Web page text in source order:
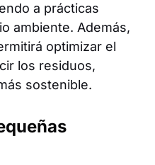
a prácticas
ambiente. Además,
optimizar el
los residuos,
sostenible.